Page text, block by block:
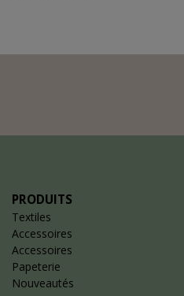
PRODUITS
Textiles
Accessoires
Accessoires
Papeterie
Nouveautés